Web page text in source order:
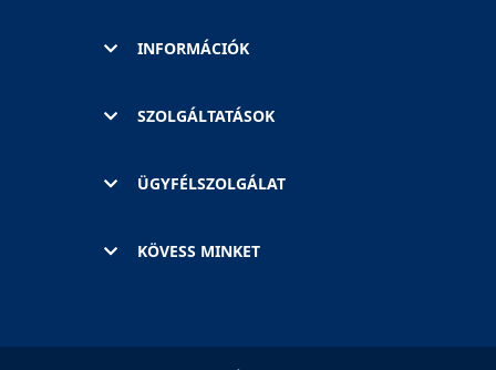
INFORMÁCIÓK
SZOLGÁLTATÁSOK
ÜGYFÉLSZOLGÁLAT
KÖVESS MINKET